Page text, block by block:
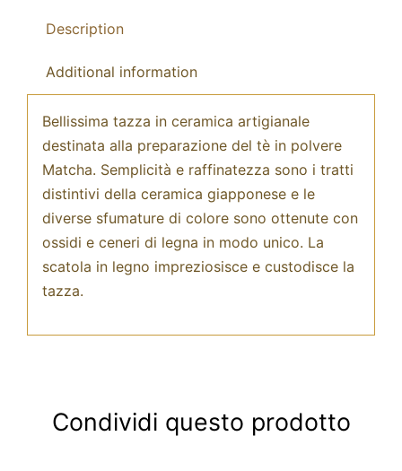
Description
Additional information
Bellissima tazza in ceramica artigianale
destinata alla preparazione del tè in polvere
Matcha. Semplicità e raffinatezza sono i tratti
distintivi della ceramica giapponese e le
diverse sfumature di colore sono ottenute con
ossidi e ceneri di legna in modo unico. La
scatola in legno impreziosisce e custodisce la
tazza.
Condividi questo prodotto